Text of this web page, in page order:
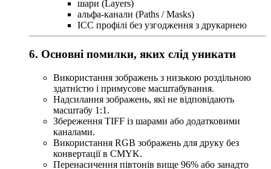
шари (Layers)
альфа-канали (Paths / Masks)
ICC профілі без узгодження з друкарнею
6. Основні помилки, яких слід уникати
Використання зображень з низькою роздільною
здатністю і примусове масштабування.
Надсилання зображень, які не відповідають
масштабу 1:1.
Збереження TIFF із шарами або додатковими
каналами.
Використання RGB зображень для друку без
конвертації в CMYK.
Перенасичення півтонів вище 96% або занадто